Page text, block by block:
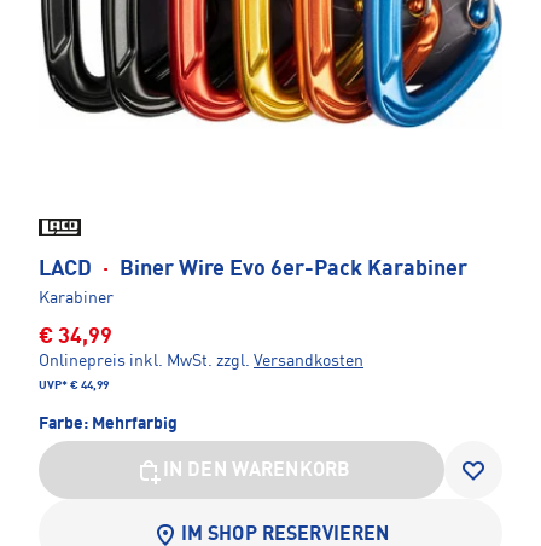
LACD · Biner Wire Evo 6er-Pack Karabiner
Karabiner
€ 34,99
Onlinepreis inkl. MwSt. zzgl. Versandkosten
UVP* € 44,99
Farbe: Mehrfarbig
IN DEN WARENKORB
IM SHOP RESERVIEREN